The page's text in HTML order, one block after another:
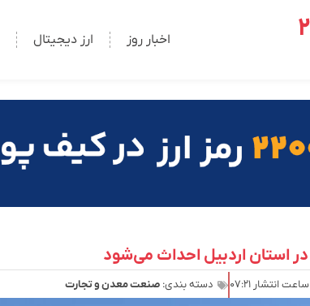
اخبار روز ارز دیجیتال
ساعت انتشار ۰۷:۲۱ دسته بندی: صنعت معدن و تجارت